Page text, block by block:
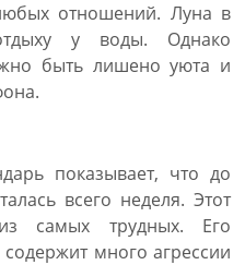
отношений. Луна в
у воды. Однако
быть лишено уюта и
показывает, что до
всего неделя. Этот
самых трудных. Его
много агрессии